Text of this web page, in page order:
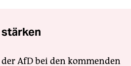
AfD bei den kommenden